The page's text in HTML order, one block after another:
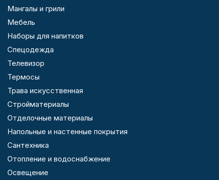
Мангалы и грили
Мебель
Наборы для напитков
Спецодежда
Телевизор
Термосы
Трава искусственная
Стройматериалы
Отделочные материалы
Напольные и настенные покрытия
Сантехника
Отопление и водоснабжение
Освещение